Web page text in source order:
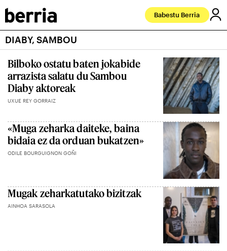
Babestu Berria
DIABY, SAMBOU
Bilboko ostatu baten jokabide
arrazista salatu du Sambou
Diaby aktoreak
UXUE REY GORRAIZ
«Muga zeharka daiteke, baina
bidaia ez da orduan bukatzen»
ODILE BOURGUIGNON GOÑI
Mugak zeharkatutako bizitzak
AINHOA SARASOLA